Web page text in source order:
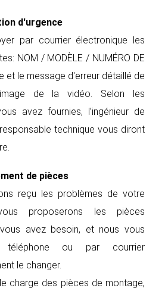
d'urgence
par courrier électronique les
NOM / MODÈLE / NUMÉRO DE
et le message d'erreur détaillé de
de la vidéo. Selon les
avez fournies, l’ingénieur de
technique vous diront
de pièces
reçu les problèmes de votre
proposerons les pièces
avez besoin, et nous vous
téléphone ou par courrier
le changer.
charge des pièces de montage,